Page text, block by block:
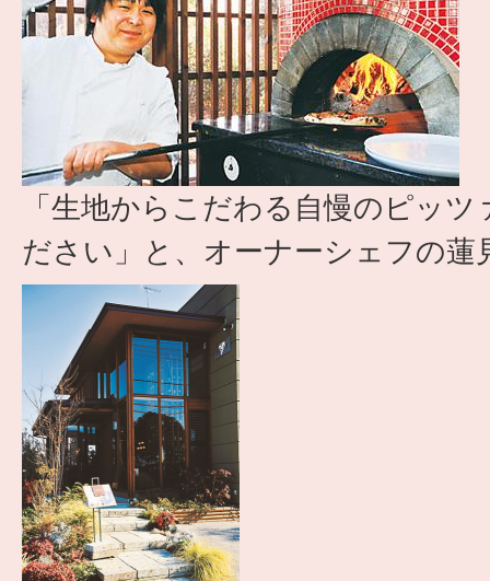
「生地からこだわる自慢のピッ
ださい」と、オーナーシェフの蓮